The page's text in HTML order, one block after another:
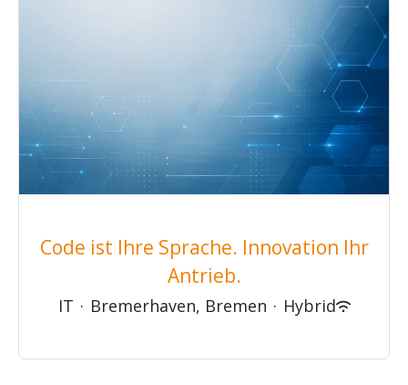
Code ist Ihre Sprache. Innovation Ihr
Antrieb.
IT · Bremerhaven, Bremen · Hybrid